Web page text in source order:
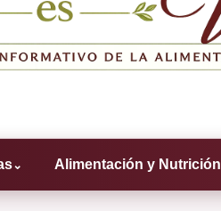
⌄ Alimentación y Nutrición